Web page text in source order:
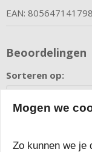
EAN:
Beoordelingen
Sorteren op:
Mogen we
Zo kunnen we je